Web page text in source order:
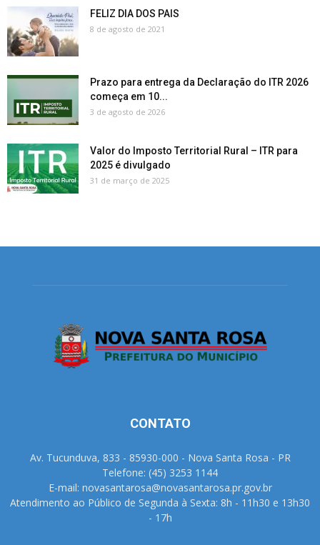
FELIZ DIA DOS PAIS
8 de agosto de 2021
Prazo para entrega da Declaração do ITR 2026
começa em 10...
3 de agosto de 2026
Valor do Imposto Territorial Rural – ITR para
2025 é divulgado
31 de março de 2025
CONTATO
Av. Tucunduva, 833 - 85930-000 - Nova Santa Rosa - PR
Telefone: (45) 3253 1144
E-mail: novasantarosa@novasantarosa.pr.gov.br
Atendimento ao Público de Segunda à Sexta: 8h - 11h30 e 13h30
- 17h